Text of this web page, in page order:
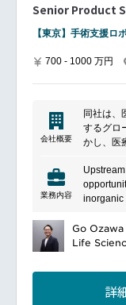
Hold self
business
Develop
thought
Senior Product
【東京】手術支援ロ
700 - 1000 万円
会社概要
同社は、
するグロ
かし、医
がら、医
ローバル
価値創出
業務内容
inorganic
Develop
profitable
portfolio.
Go Ozawa
Life
詳